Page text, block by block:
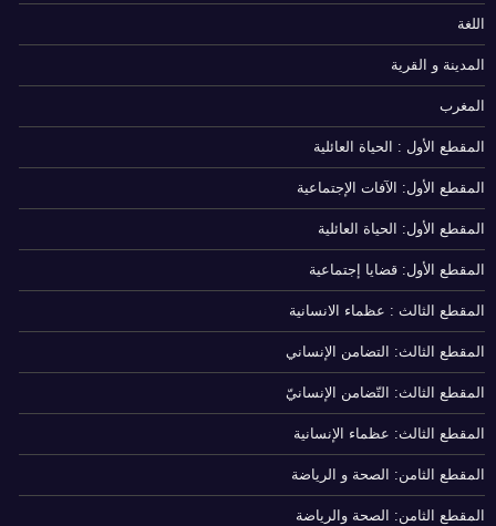
اللغة
المدينة و القرية
المغرب
المقطع الأول : الحياة العائلية
المقطع الأول: الآفات الإجتماعية
المقطع الأول: الحياة العائلية
المقطع الأول: قضايا إجتماعية
المقطع الثالث : عظماء الانسانية
المقطع الثالث: التضامن الإنساني
المقطع الثالث: التّضامن الإنسانيّ
المقطع الثالث: عظماء الإنسانية
المقطع الثامن: الصحة و الرياضة
المقطع الثامن: الصحة والرياضة